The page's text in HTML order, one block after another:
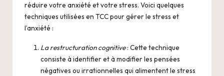
réduire votre anxiété et votre stress. Voici quelques
techniques utilisées en TCC pour gérer le stress et
l’anxiété :
La restructuration cognitive: Cette technique
consiste à identifier et à modifier les pensées
négatives ou irrationnelles qui alimentent le stress